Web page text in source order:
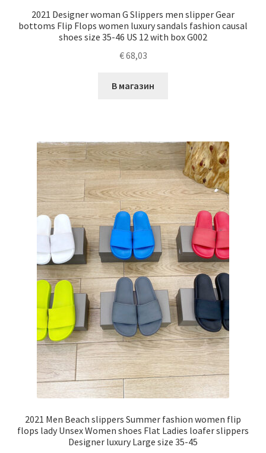
2021 Designer woman G Slippers men slipper Gear
bottoms Flip Flops women luxury sandals fashion causal
shoes size 35-46 US 12 with box G002
€68,03
В магазин
2021 Men Beach slippers Summer fashion women flip
flops lady Unsex Women shoes Flat Ladies loafer slippers
Designer luxury Large size 35-45